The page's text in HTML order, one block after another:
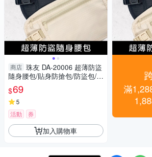
商店 珠友 DA-20006 超薄防盜
隨身腰包/貼身防搶包/防盜包/外
出包/護照收納包
$69
5
活動
券
加入購物車
滿